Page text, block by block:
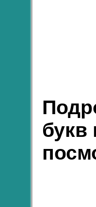
букв